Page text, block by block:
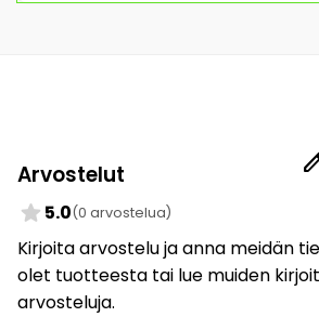
Arvostelut
star 5.0(0 arvostelua)
Kirjoita arvostelu ja anna meidän
olet tuotteesta tai lue muiden
arvosteluja.